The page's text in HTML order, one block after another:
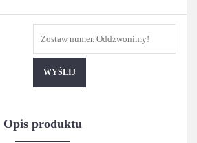
WYŚLIJ
Opis produktu